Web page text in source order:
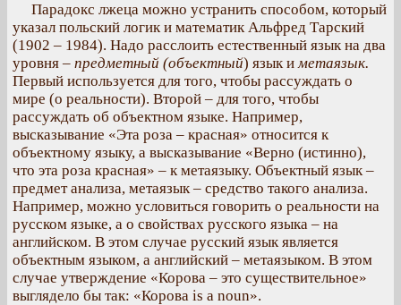
Парадокс лжеца можно устранить способом, который
указал польский логик и математик Альфред Тарский
(1902 – 1984). Надо расслоить естественный язык на два
уровня – предметный (объектный) язык иметаязык.
Первый используется для того, чтобы рассуждать о
мире (о реальности). Второй – для того, чтобы
рассуждать об объектном языке. Например,
высказывание «Эта роза – красная» относится к
объектному языку, а высказывание «Верно (истинно),
что эта роза красная» – к метаязыку. Объектный язык –
предмет анализа, метаязык – средство такого анализа.
Например, можно условиться говорить о реальности на
русском языке, а о свойствах русского языка – на
английском. В этом случае русский язык является
объектным языком, а английский – метаязыком. В этом
случае утверждение «Корова – это существительное»
выглядело бы так: «Корова is a noun».